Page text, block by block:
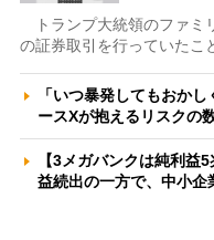
トランプ大統領のファミ
の証券取引を行っていたこ
「いつ暴発してもおか
ースXが抱えるリスクの
【3メガバンクは純利益
益続出の一方で、中小